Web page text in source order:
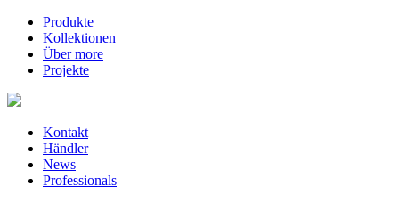
Produkte
Kollektionen
Über more
Projekte
Kontakt
Händler
News
Professionals